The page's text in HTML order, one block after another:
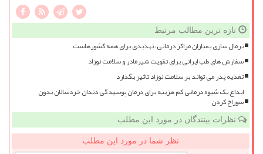
تازه ترین مطالب مرتبط
نرمال سازی بمباران مراکز درمانی، تهدیدی برای همه کشورهاست
سفارش های طب ایرانی برای تقویت شیرمادر و سلامت نوزاد
تغذیه پدر می تواند بر سلامت نوزاد تاثیر بگذارد
ابداع یک شیوه درمانی کم هزینه برای درمان پوسیدگی دندان خردسالان بدون
سوراخ کردن
نظرات بینندگان در مورد این مطلب
نظر شما در مورد این مطلب